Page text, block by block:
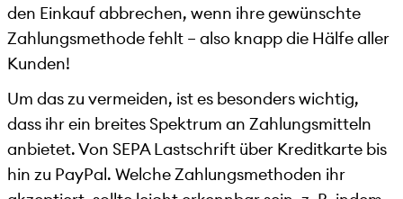
den Einkauf abbrechen, wenn ihre gewünschte
Zahlungsmethode fehlt – also knapp die Hälfe aller
Kunden!
Um das zu vermeiden, ist es besonders wichtig,
dass ihr ein breites Spektrum an Zahlungsmitteln
anbietet. Von SEPA Lastschrift über Kreditkarte bis
hin zu PayPal. Welche Zahlungsmethoden ihr